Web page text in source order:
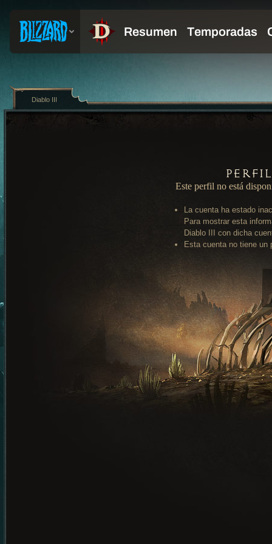
Este perfil no está
La cuenta ha estado
Para mostrar esta
Diablo III con dicha
Esta cuenta no tiene un
Diablo III